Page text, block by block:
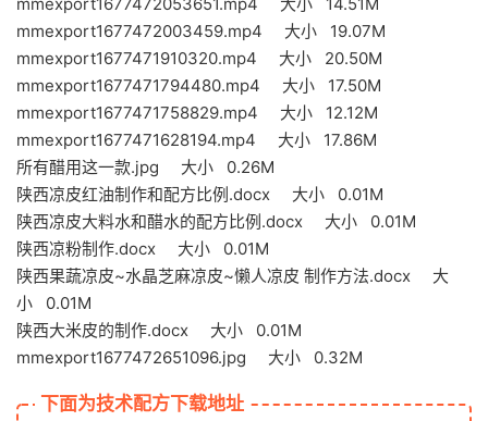
mmexport1677472003459.mp4 大小 19.07M
mmexport1677471910320.mp4 大小 20.50M
mmexport1677471794480.mp4 大小 17.50M
mmexport1677471758829.mp4 大小 12.12M
mmexport1677471628194.mp4 大小 17.86M
所有醋用这一款.jpg 大小 0.26M
陕西凉皮红油制作和配方比例.docx 大小 0.01M
陕西凉皮大料水和醋水的配方比例.docx 大小 0.01M
陕西凉粉制作.docx 大小 0.01M
陕西果蔬凉皮~水晶芝麻凉皮~懒人凉皮 制作方法.docx 大
小 0.01M
陕西大米皮的制作.docx 大小 0.01M
mmexport1677472651096.jpg 大小 0.32M
下面为技术配方下载地址